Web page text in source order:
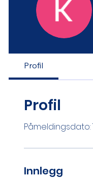
Profil
Profil
Påmeldingsdato:
Innlegg